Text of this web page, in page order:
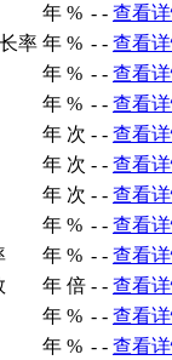
年 % - - 查看
率 年 % - - 查看
年 % - - 查看
年 % - - 查看
年 次 - - 查看
年 次 - - 查看
年 次 - - 查看
年 % - - 查看
年 % - - 查看
年 倍 - - 查看
年 % - - 查看
年 % - - 查看